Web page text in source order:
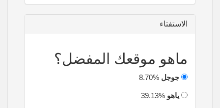
الاستفتاء
ماهو موقعك المفضل؟
جوجل
ياهو